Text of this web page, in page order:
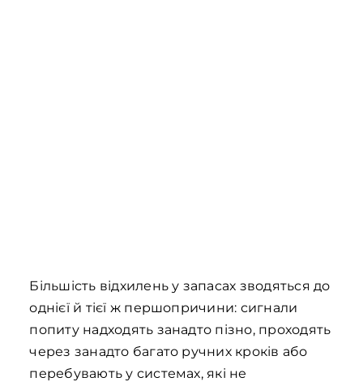
Більшість відхилень у запасах зводяться до
однієї й тієї ж першопричини: сигнали
попиту надходять занадто пізно, проходять
через занадто багато ручних кроків або
перебувають у системах, які не